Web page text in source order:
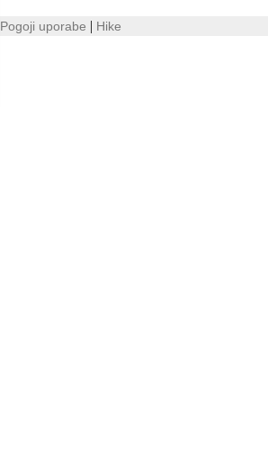
Pogoji uporabe | Hike